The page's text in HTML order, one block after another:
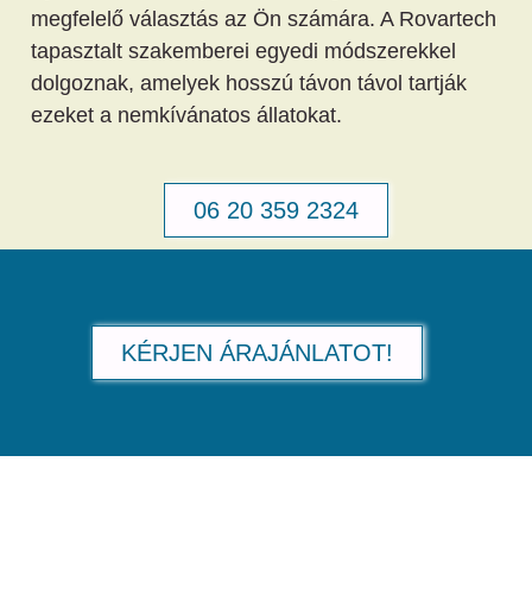
megfelelő választás az Ön számára. A Rovartech
tapasztalt szakemberei egyedi módszerekkel
dolgoznak, amelyek hosszú távon távol tartják
ezeket a nemkívánatos állatokat.
06 20 359 2324
KÉRJEN ÁRAJÁNLATOT!